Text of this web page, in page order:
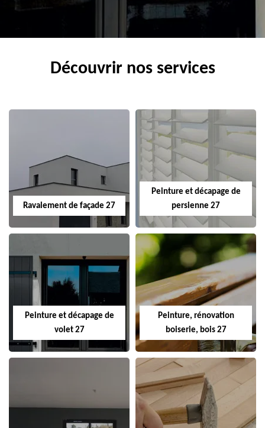
Découvrir nos services
Ravalement de façade 27
Peinture et décapage de
persienne 27
Peinture et décapage de
volet 27
Peinture, rénovation
boiserie, bois 27